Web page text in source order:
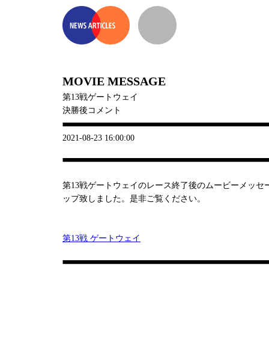
MOVIE MESSAGE
第13戦ゲートウェイ
決勝後コメント
2021-08-23 16:00:00
第13戦ゲートウェイのレース終了後のムービーメッセ
ップ致しました。是非ご覧ください。
第13戦 ゲートウェイ